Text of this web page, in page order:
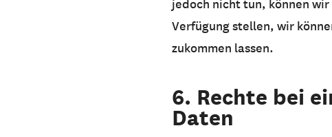
jedoch nicht tun, können
Verfügung stellen, wir
zukommen lassen.
6. Rechte bei
Daten